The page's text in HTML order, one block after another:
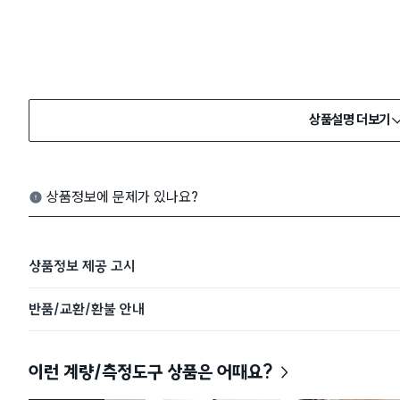
상품설명 더보기
상품정보에 문제가 있나요?
상품정보 제공 고시
반품/교환/환불 안내
이런 계량/측정도구 상품은 어때요?